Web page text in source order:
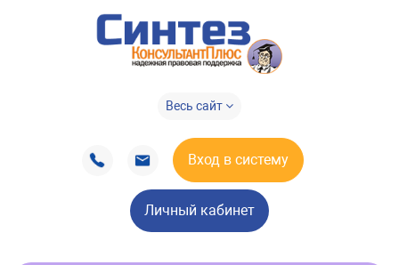
Весь сайт
Вход в систему
Личный кабинет